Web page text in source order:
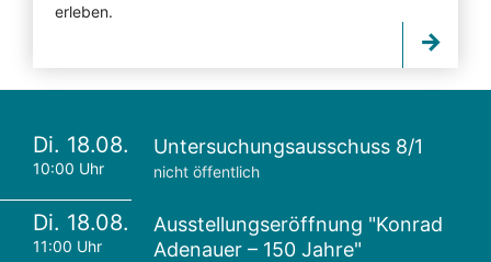
erleben.
Di. 18.08.
10:00 Uhr
Untersuchungsausschuss 8/1
nicht öffentlich
Di. 18.08.
11:00 Uhr
Ausstellungseröffnung "Konrad
Adenauer – 150 Jahre"